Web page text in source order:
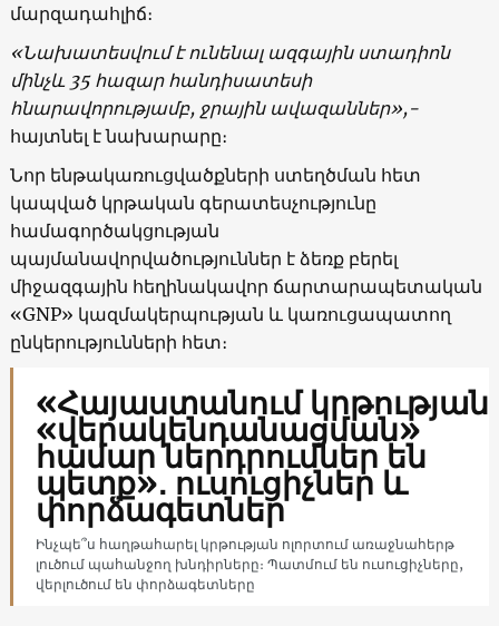
մարզադահլիճ։
«Նախատեսվում է ունենալ ազգային ստադիոն
մինչև 35 հազար հանդիսատեսի
հնարավորությամբ, ջրային ավազաններ»,-
հայտնել է նախարարը։
Նոր ենթակառուցվածքների ստեղծման հետ
կապված կրթական գերատեսչությունը
համագործակցության
պայմանավորվածություններ է ձեռք բերել
միջազգային հեղինակավոր ճարտարապետական
«GNP» կազմակերպության և կառուցապատող
ընկերությունների հետ։
«Հայաստանում կրթության
«վերակենդանացման»
համար ներդրումներ են
պետք»․ ուսուցիչներ և
փորձագետներ
Ինչպե՞ս հաղթահարել կրթության ոլորտում առաջնահերթ
լուծում պահանջող խնդիրները։ Պատմում են ուսուցիչները,
վերլուծում են փորձագետները